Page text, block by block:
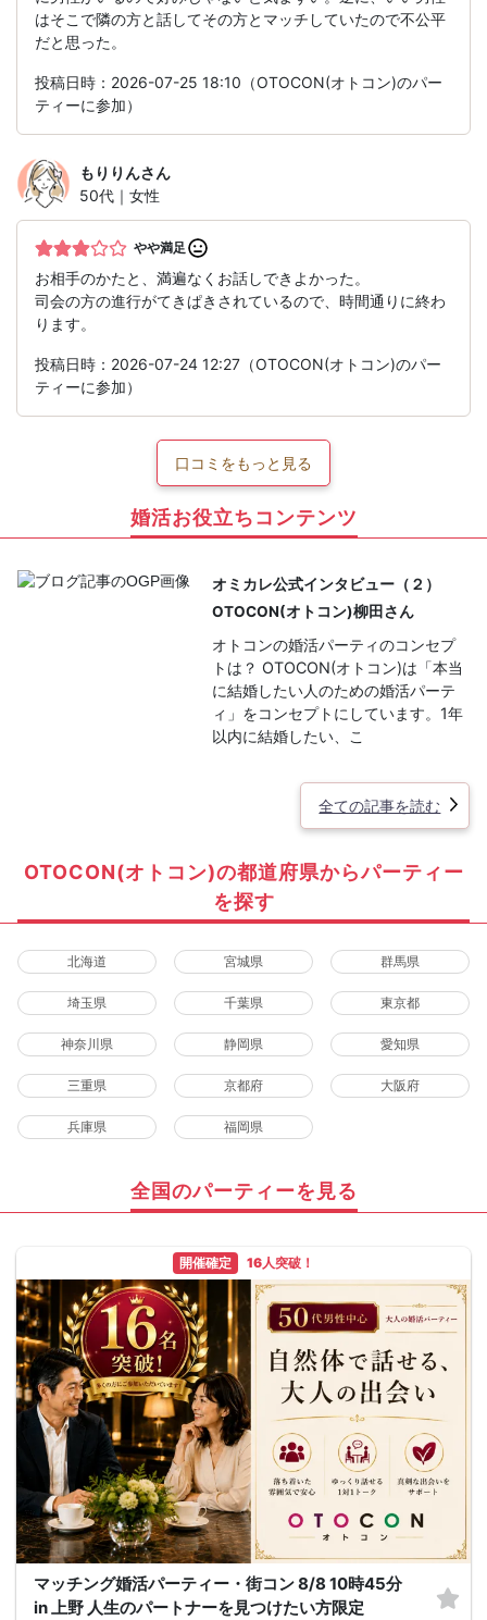
はそこで隣の方と話してその方とマッチしていたので不公平
だと思った。
投稿日時：2026-07-25 18:10（OTOCON(オトコン)のパー
ティーに参加）
もりりんさん
50代｜女性
やや満足
お相手のかたと、満遍なくお話しできよかった。
司会の方の進行がてきぱきされているので、時間通りに終わ
ります。
投稿日時：2026-07-24 12:27（OTOCON(オトコン)のパー
ティーに参加）
口コミをもっと見る
婚活お役立ちコンテンツ
オミカレ公式インタビュー（２）
OTOCON(オトコン)柳田さん
オトコンの婚活パーティのコンセプ
トは？ OTOCON(オトコン)は「本当
に結婚したい人のための婚活パーテ
ィ」をコンセプトにしています。1年
以内に結婚したい、こ
全ての記事を読む
OTOCON(オトコン)の都道府県からパーティー
を探す
北海道 宮城県 群馬県
埼玉県 千葉県 東京都
神奈川県 静岡県 愛知県
三重県 京都府 大阪府
兵庫県 福岡県
全国のパーティーを見る
開催確定 16人突破！
マッチング婚活パーティー・街コン 8/8 10時45分
in 上野 人生のパートナーを見つけたい方限定